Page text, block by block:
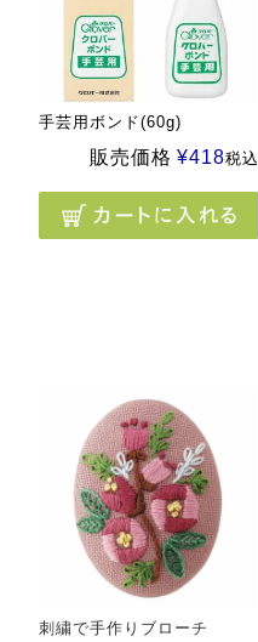
手芸用ボンド(60g)
販売価格 ¥418税込
刺繍で手作りブローチ